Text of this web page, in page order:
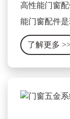
高性能门窗
能门窗配件
分，它可以
用和特点可
了解更多